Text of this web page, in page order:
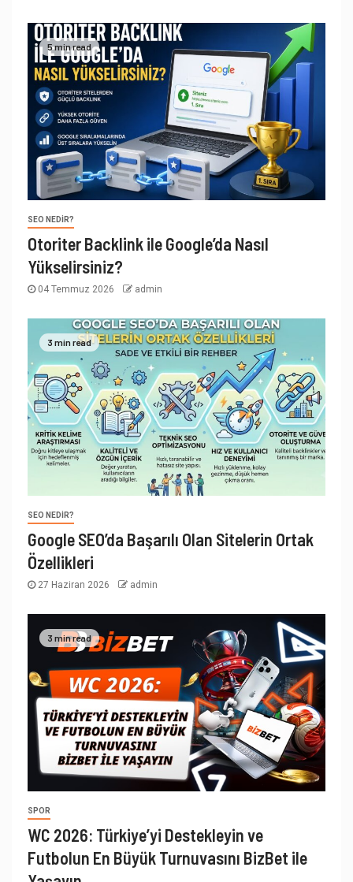
5 min read
SEO NEDIR?
Otoriter Backlink ile Google’da Nasıl
Yükselirsiniz?
04 Temmuz 2026 admin
3 min read
SEO NEDIR?
Google SEO’da Başarılı Olan Sitelerin Ortak
Özellikleri
27 Haziran 2026 admin
3 min read
SPOR
WC 2026: Türkiye’yi Destekleyin ve
Futbolun En Büyük Turnuvasını BizBet ile